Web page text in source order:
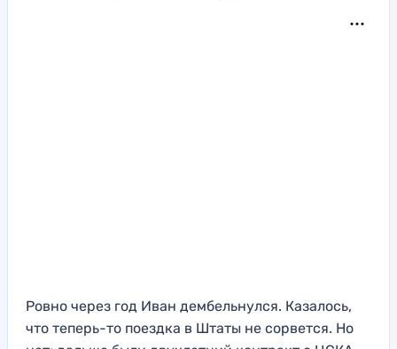
Ровно через год Иван дембельнулся. Казалось,
что теперь-то поездка в Штаты не сорвется. Но